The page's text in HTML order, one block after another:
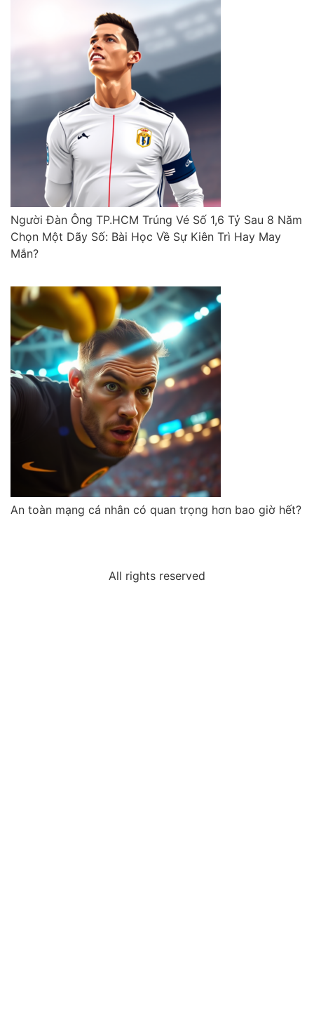
Người Đàn Ông TP.HCM Trúng Vé Số 1,6 Tỷ Sau 8 Năm
Chọn Một Dãy Số: Bài Học Về Sự Kiên Trì Hay May
Mắn?
An toàn mạng cá nhân có quan trọng hơn bao giờ hết?
All rights reserved